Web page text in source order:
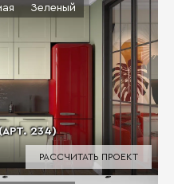
234)
Зеленый
РАССЧИТАТЬ ПРОЕКТ